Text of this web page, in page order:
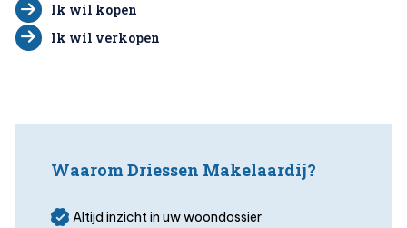
Ik wil kopen
Ik wil verkopen
Waarom Driessen Makelaardij?
Altijd inzicht in uw woondossier